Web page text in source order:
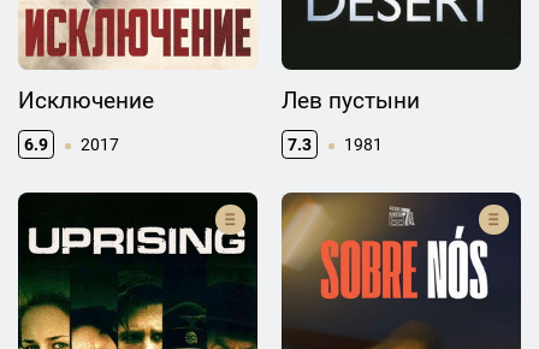
Исключение
6.9 2017
Лев пустыни
7.3 1981